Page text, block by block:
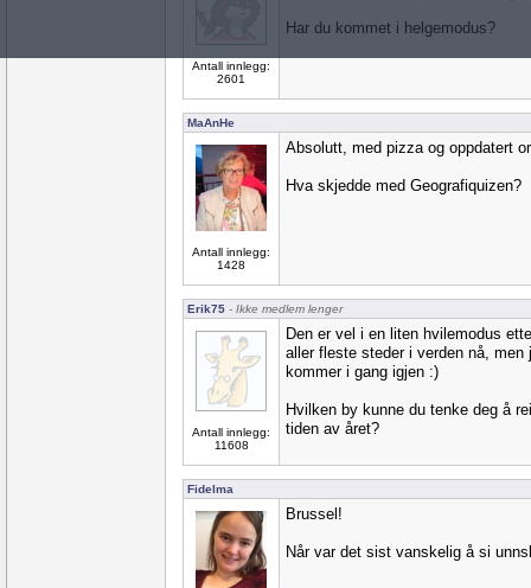
Antall innlegg:
2601
Har du kommet i helgemodus?
MaAnHe
Antall innlegg:
1428
Absolutt, med pizza og oppdatert
Hva skjedde med Geografiquizen?
Erik75 - Ikke medlem lenger
Antall innlegg:
11608
Den er vel i en liten hvilemodus
aller fleste steder i verden nå, men
kommer i gang igjen :)
Hvilken by kunne du tenke deg å
tiden av året?
Fidelma
Brussel!
Når var det sist vanskelig å si